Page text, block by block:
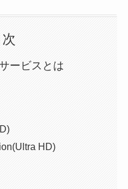
次
ービスとは
HD)